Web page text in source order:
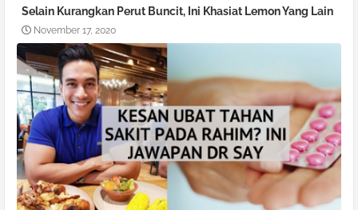
Selain Kurangkan Perut Buncit, Ini Khasiat Lemon Yang Lain
November 17, 2020